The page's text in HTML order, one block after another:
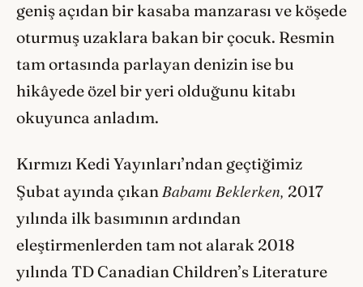
geniş açıdan bir kasaba manzarası ve köşede
oturmuş uzaklara bakan bir çocuk. Resmin
tam ortasında parlayan denizin ise bu
hikâyede özel bir yeri olduğunu kitabı
okuyunca anladım.
Kırmızı Kedi Yayınları’ndan geçtiğimiz
Şubat ayında çıkan Babamı Beklerken, 2017
yılında ilk basımının ardından
eleştirmenlerden tam not alarak 2018
yılında TD Canadian Children’s Literature